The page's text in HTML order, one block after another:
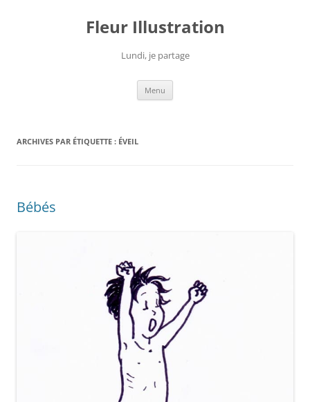
Fleur Illustration
Lundi, je partage
Menu
ARCHIVES PAR ÉTIQUETTE : ÉVEIL
Bébés